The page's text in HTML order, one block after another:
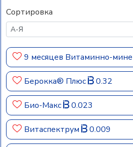
Сортировка
9 месяцев Витаминно-
Берокка® Плюс 0.32
Био-Макс 0.023
Витаспектрум 0.009